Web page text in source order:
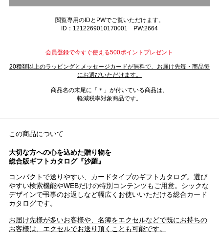
閲覧専用のIDとPWでご覧いただけます。
ID：1212269010170001 PW:2664
会員登録で今すぐ使える500ポイントプレゼント
20種類以上のラッピングとメッセージカードが無料で、お届け先毎・商品毎
にお選びいただけます。
商品名の末尾に「＊」が付いている商品は、
軽減税率対象商品です。
この商品について
大切な方への心を込めた贈り物を
総合版ギフトカタログ『沙羅』
コンパクトで送りやすい、カードタイプのギフトカタログ。選び
やすい検索機能やWEBだけの特別コンテンツもご用意。シックな
デザインで弔事のお返しなど幅広くお使いいただける総合カード
カタログです。
お届け先様が多いお客様や、名簿をエクセルなどで既にお持ちの
お客様は、エクセルでお送り頂くことも可能です。